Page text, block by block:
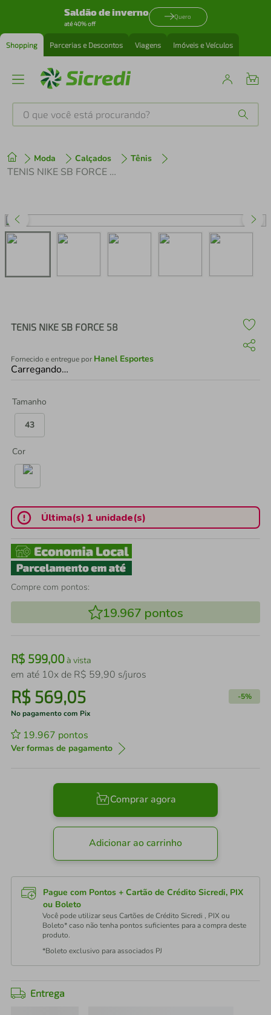
Saldão de inverno
até 40% off
Quero
Shopping Parcerias e Descontos Viagens Imóveis e Veículos
O que você está procurando?
Moda Calçados Tênis
TENIS NIKE SB FORCE 58
TENIS NIKE SB FORCE 58
Fornecido e entregue por Hanel Esportes
Carregando…
Tamanho
43
Cor
Última(s) 1 unidade(s)
Compre com pontos:
19.967 pontos
R$ 599,00à vista
em até 10x de R$ 59,90 s/juros
R$ 569,05 -5%
No pagamento com Pix
19.967 pontos
Ver formas de pagamento
Comprar agora
Adicionar ao carrinho
Pague com Pontos + Cartão de Crédito Sicredi, PIX
ou Boleto
Você pode utilizar seus Cartões de Crédito Sicredi , PIX ou
Boleto* caso não tenha pontos suficientes para a compra deste
produto.
*Boleto exclusivo para associados PJ
Entrega
1 º tenis
perfume